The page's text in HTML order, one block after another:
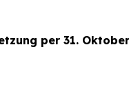
per 31.